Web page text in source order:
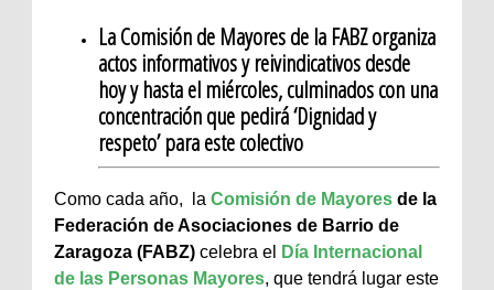
La Comisión de Mayores de la FABZ organiza
actos informativos y reivindicativos desde
hoy y hasta el miércoles, culminados con una
concentración que pedirá ‘Dignidad y
respeto’ para este colectivo
Como cada año, la Comisión de Mayores de la
Federación de Asociaciones de Barrio de
Zaragoza (FABZ) celebra el
Día Internacional
de las Personas Mayores, que tendrá lugar este